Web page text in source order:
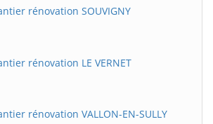
rénovation SOUVIGNY
rénovation LE VERNET
rénovation VALLON-EN-SULLY